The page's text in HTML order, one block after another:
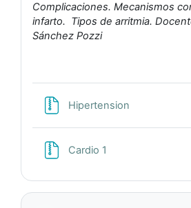
Complicaciones. Mecanismos
infarto. Tipos de arritmia.
Sánchez Pozzi
Hipertension
Cardio 1